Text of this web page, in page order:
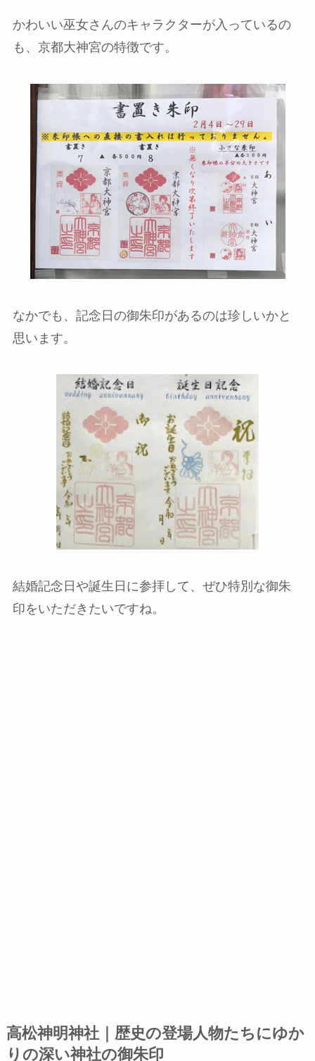
かわいい巫女さんのキャラクターが入っているの
も、京都大神宮の特徴です。
なかでも、記念日の御朱印があるのは珍しいかと
思います。
結婚記念日や誕生日に参拝して、ぜひ特別な御朱
印をいただきたいですね。
高松神明神社｜歴史の登場人物たちにゆか
りの深い神社の御朱印